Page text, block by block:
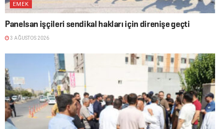
EMEK
Panelsan işçileri sendikal hakları için direnişe geçti
3 AĞUSTOS 2026